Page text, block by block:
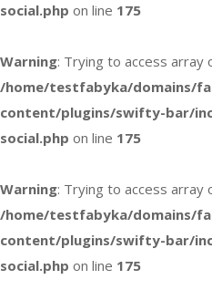
social.php on line 175
Warning: Trying to access array
/home/testfabyka/domains/
content/plugins/swifty-bar/
social.php on line 175
Warning: Trying to access array
/home/testfabyka/domains/
content/plugins/swifty-bar/
social.php on line 175